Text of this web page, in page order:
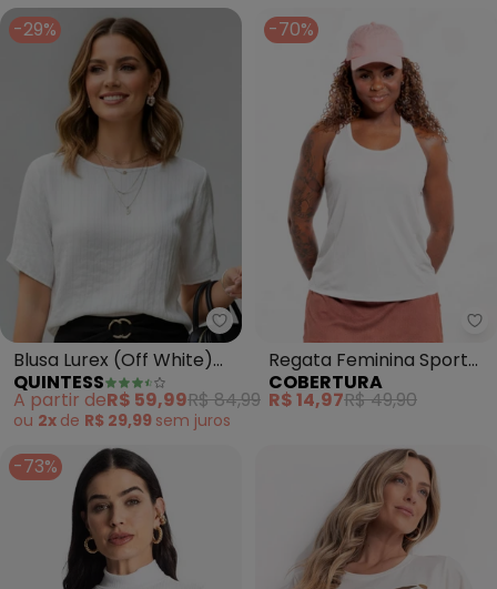
-29%
Quintess - Blusa Lurex (Off
Blusa Lurex (Off White)
em Viscose com
Poliéster
QUINTESS
A partir deR$ 59,99R$ 84,99
ou 2x de R$ 29,99 sem juros
-70%
Regata Feminina Sport
(Branco)
COBERTURA
R$ 14,97R$ 49,90
-73%